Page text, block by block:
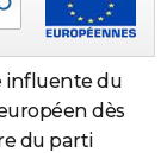
influente du
dès
du parti